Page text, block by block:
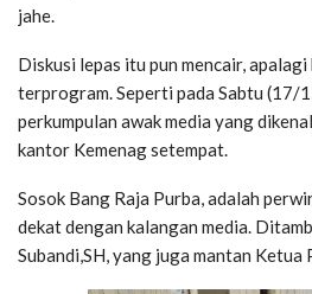
jahe.
Diskusi lepas itu pun mencair,
terprogram. Seperti pada Sabtu (17/
perkumpulan awak media yang
kantor Kemenag setempat.
Sosok Bang Raja Purba, adalah
dekat dengan kalangan media.
Subandi,SH, yang juga mantan Ketua